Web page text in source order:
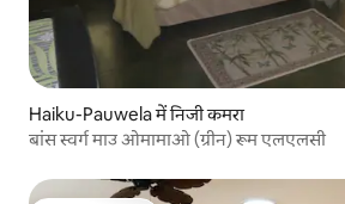
Haiku-Pauwela में निजी कमरा
बांस स्वर्ग माउ ओमामाओ (ग्रीन) रूम एलएलसी